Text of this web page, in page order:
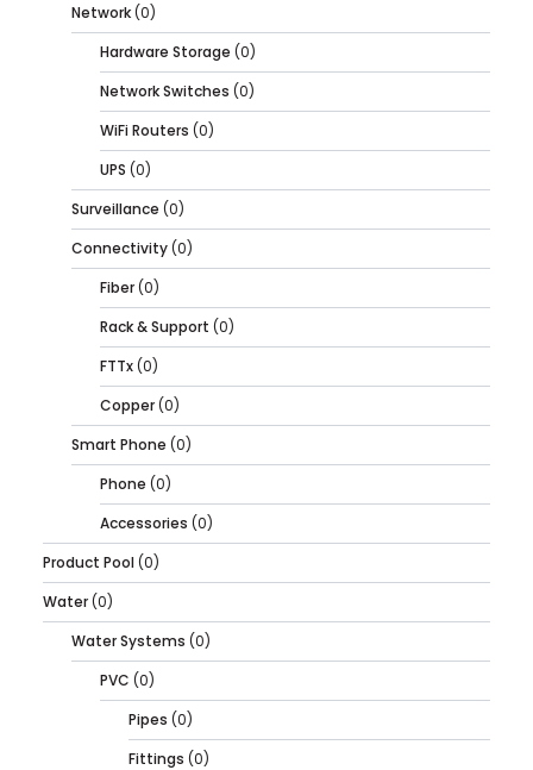
Network(0)
Hardware Storage (0)
Network Switches (0)
WiFi Routers (0)
UPS (0)
Surveillance (0)
Connectivity(0)
Fiber(0)
Rack & Support (0)
FTTx(0)
Copper(0)
Smart Phone (0)
Phone (0)
Accessories (0)
Product Pool(0)
Water(0)
Water Systems (0)
PVC (0)
Pipes (0)
Fittings (0)